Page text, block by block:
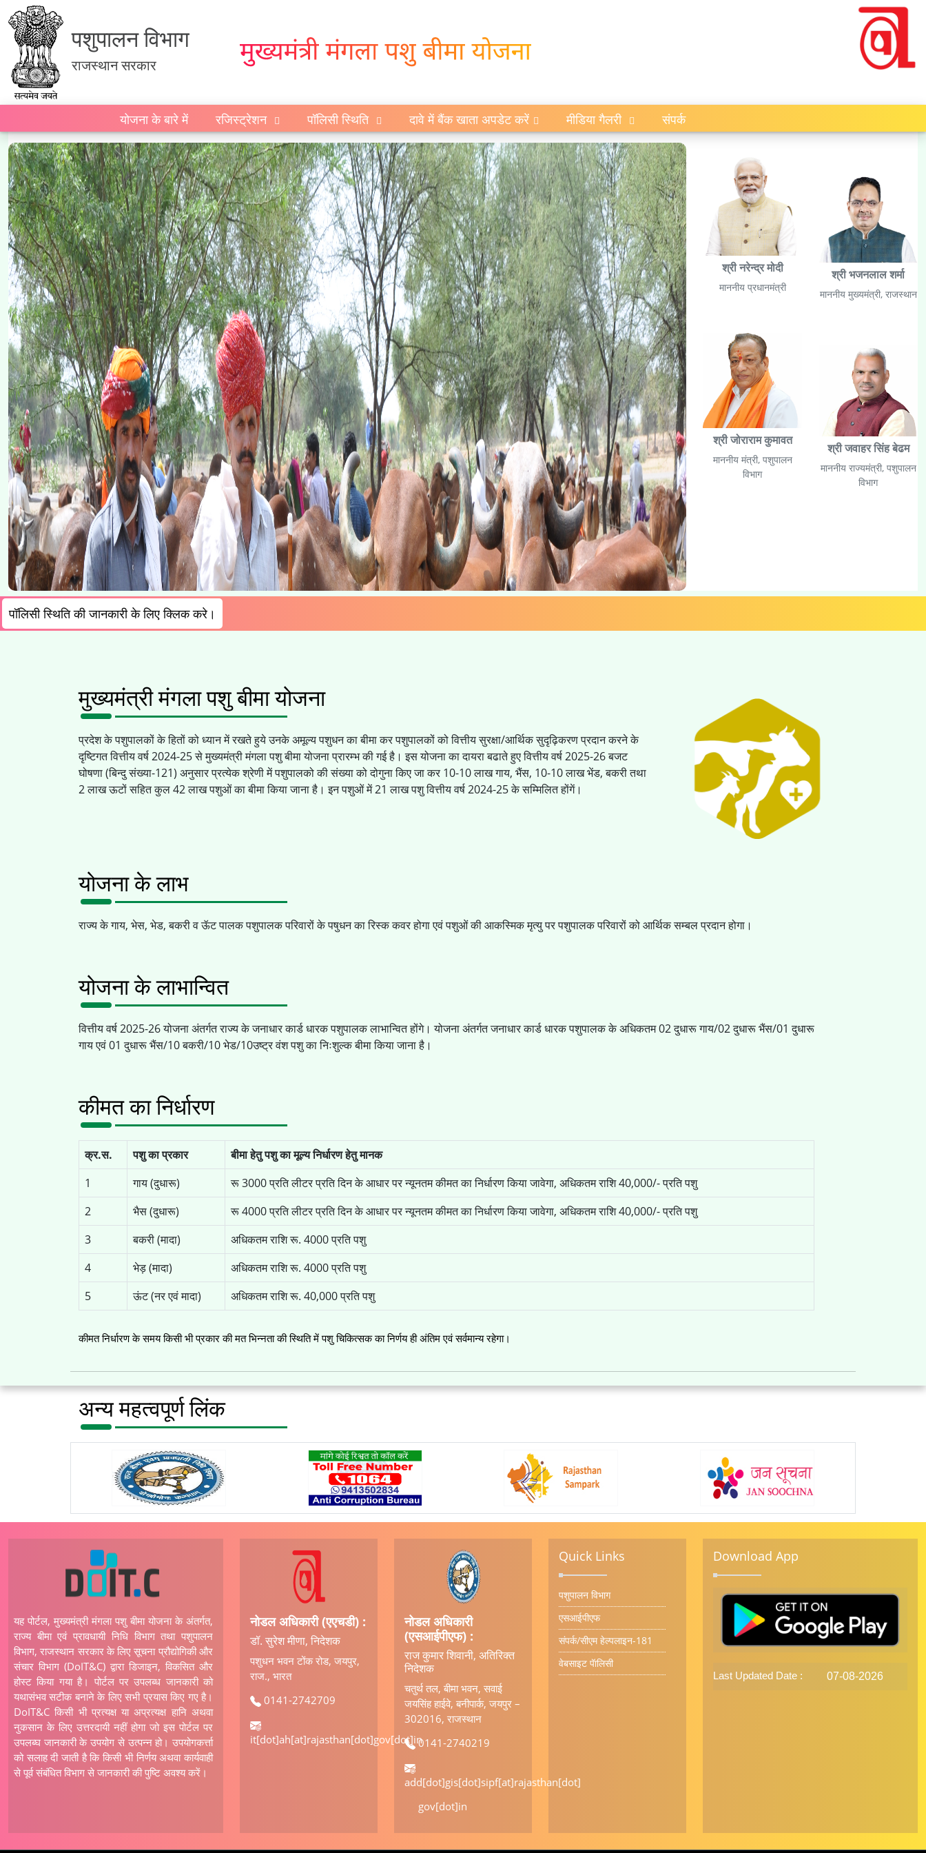
पशुपालन विभाग
राजस्थान सरकार
योजना के बारे में रजिस्ट्रेशन पॉलिसी स्थिति दावे में बैंक खाता अपडेट करें मीडिया गैलरी संपर्क
श्री नरेन्द्र मोदी
माननीय प्रधानमंत्री
श्री जोराराम कुमावत
माननीय मंत्री, पशुपालन
विभाग
श्री भजनलाल शर्मा
माननीय मुख्यमंत्री, राजस्थान
श्री जवाहर सिंह बेढम
माननीय राज्यमंत्री, पशुपालन
विभाग
की जानकारी के लिए क्लिक करे।
मुख्यमंत्री मंगला पशु बीमा योजना
प्रदेश के पशुपालकों के हितों को ध्यान में रखते हुये उनके अमूल्य पशुधन का बीमा कर पशुपालकों को वित्तीय सुरक्षा/आर्थिक सुदृढ़िकरण प्रदान करने के
दृष्टिगत वित्तीय वर्ष 2024-25 से मुख्यमंत्री मंगला पशु बीमा योजना प्रारम्भ की गई है। इस योजना का दायरा बढाते हुए वित्तीय वर्ष 2025-26 बजट
घोषणा (बिन्दु संख्या-121) अनुसार प्रत्येक श्रेणी में पशुपालको की संख्या को दोगुना किए जा कर 10-10 लाख गाय, भैंस, 10-10 लाख भेंड, बकरी तथा
2 लाख ऊटों सहित कुल 42 लाख पशुओं का बीमा किया जाना है। इन पशुओं में 21 लाख पशु वित्तीय वर्ष 2024-25 के सम्मिलित होंगें।
योजना के लाभ
राज्य के गाय, भेस, भेड, बकरी व ऊॅट पालक पशुपालक परिवारों के पषुधन का रिस्क कवर होगा एवं पशुओं की आकस्मिक मृत्यु पर पशुपालक परिवारों को आर्थिक सम्बल प्रदान होगा।
योजना के लाभान्वित
वित्तीय वर्ष 2025-26 योजना अंतर्गत राज्य के जनाधार कार्ड धारक पशुपालक लाभान्वित होंगे। योजना अंतर्गत जनाधार कार्ड धारक पशुपालक के अधिकतम 02 दुधारू गाय/02 दुधारू भैंस/01 दुधारू
गाय एवं 01 दुधारू भैंस/10 बकरी/10 भेड/10उष्ट्र वंश पशु का निःशुल्क बीमा किया जाना है।
कीमत का निर्धारण
क्र.स. पशु का प्रकार
बीमा हेतु पशु का मूल्य निर्धारण हेतु मानक
1
गाय (दुधारू)
रू 3000 प्रति लीटर प्रति दिन के आधार पर न्यूनतम कीमत का निर्धारण किया जावेगा, अधिकतम राशि 40,000/- प्रति पशु
2
भैस (दुधारू)
रू 4000 प्रति लीटर प्रति दिन के आधार पर न्यूनतम कीमत का निर्धारण किया जावेगा, अधिकतम राशि 40,000/- प्रति पशु
3
बकरी (मादा)
अधिकतम राशि रू. 4000 प्रति पशु
4
भेड़ (मादा)
अधिकतम राशि रू. 4000 प्रति पशु
5
ऊंट (नर एवं मादा) अधिकतम राशि रू. 40,000 प्रति पशु
कीमत निर्धारण के समय किसी भी प्रकार की मत भिन्नता की स्थिति में पशु चिकित्सक का निर्णय ही अंतिम एवं सर्वमान्य रहेगा।
अन्य महत्वपूर्ण लिंक
यह पोर्टल, मुख्यमंत्री मंगला पशु बीमा योजना के अंतर्गत,
राज्य बीमा एवं प्रावधायी निधि विभाग तथा पशुपालन
विभाग, राजस्थान सरकार के लिए सूचना प्रौद्योगिकी और
संचार विभाग (DoIT&C) द्वारा डिजाइन, विकसित और
होस्ट किया गया है। पोर्टल पर उपलब्ध जानकारी को
यथासंभव सटीक बनाने के लिए सभी प्रयास किए गए है।
DoIT&C किसी भी प्रत्यक्ष या अप्रत्यक्ष हानि अथवा
नुकसान के लिए उत्तरदायी नहीं होगा जो इस पोर्टल पर
उपलब्घ जानकारी के उपयोग से उत्पन्न हो। उपयोगकर्त्ता
को सलाह दी जाती है कि किसी भी निर्णय अथवा कार्यवाही
से पूर्व संबंधित विभाग से जानकारी की पुष्टि अवश्य करें।
नोडल अधिकारी (एएचडी) :
डॉ. सुरेश मीणा, निदेशक
पशुधन भवन टोंक रोड, जयपुर,
राज., भारत
0141-2742709
it[dot]ah[at]rajasthan[dot]gov[dot]in
नोडल अधिकारी
(एसआईपीएफ) :
राज कुमार शिवानी, अतिरिक्त
निदेशक
चतुर्थ तल, बीमा भवन, सवाई
जयसिंह हाईवे, बनीपार्क, जयपुर –
302016, राजस्थान
0141-2740219
add[dot]gis[dot]sipf[at]rajasthan[dot]
gov[dot]in
Quick Links
पशुपालन विभाग
एसआईपीएफ
संपर्क/सीएम हेल्पलाइन-181
वेबसाइट पॅालिसी
Download App
Last Updated Date : 07-08-2026